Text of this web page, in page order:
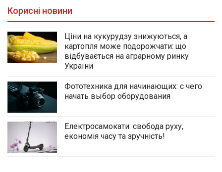
Корисні новини
Ціни на кукурудзу знижуються, а
картопля може подорожчати: що
відбувається на аграрному ринку
України
Фототехника для начинающих: с чего
начать выбор оборудования
Електросамокати: свобода руху,
економія часу та зручність!